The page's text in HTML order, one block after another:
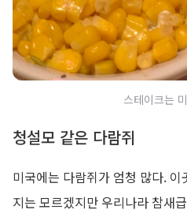
스테이크는
청설모 같은 다람쥐
미국에는 다람쥐가 엄청 많다.
지는 모르겠지만 우리나라 참새